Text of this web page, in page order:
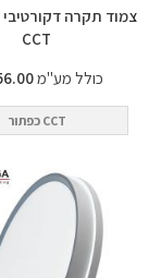
CCT
כולל מע"מ256.00 ₪
CCT כפתור